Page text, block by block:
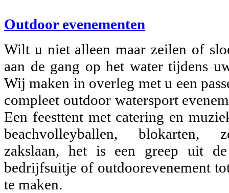
Outdoor evenementen
Wilt u niet alleen maar zeilen of
aan de gang op het water tijdens
Wij maken in overleg met u een
compleet outdoor watersport
Een feesttent met catering en
beachvolleyballen, blokarten,
zakslaan, het is een greep uit
bedrijfsuitje of outdoorevenement
te maken.